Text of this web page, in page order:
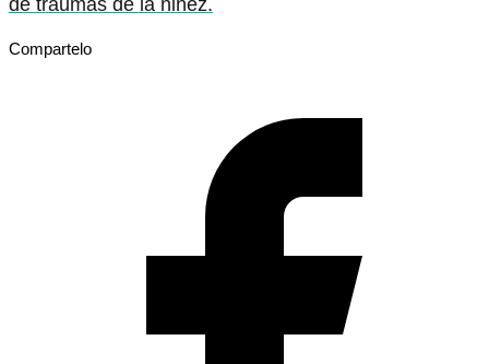
de traumas de la niñez.
Compartelo